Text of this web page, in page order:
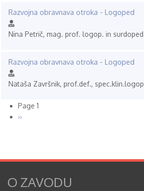
Razvojna obravnava otroka - Logoped
Nina Petrič, mag. prof. logop. in
Razvojna obravnava otroka - Logoped
Nataša Završnik, prof.def.,
Pagination
Page 1
Naslednja
››
O ZAVODU